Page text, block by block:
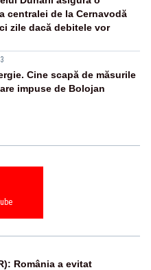
centralei de la Cernavodă
zile dacă debitele vor
Cine scapă de măsurile
impuse de Bolojan
România a evitat